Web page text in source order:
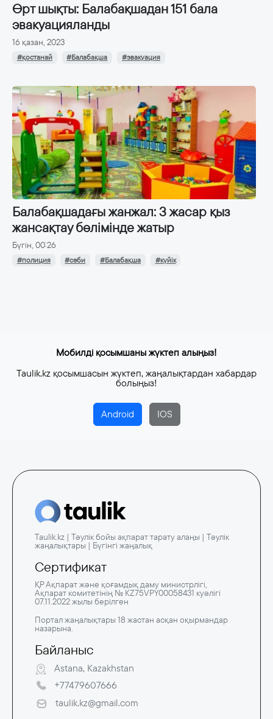
Өрт шықты: Балабақшадан 151 бала
эвакуацияланды
16 қазан, 2023
#қостанай #Балабақша #эвакуация
Балабақшадағы жанжал: 3 жасар қыз
жансақтау бөлімінде жатыр
Бүгін, 00:26
#полиция #сәби #Балабақша #күйік
Мобилді қосымшаны жүктеп алыңыз!
Taulik.kz қосымшасын жүктеп, жаңалықтардан хабардар
болыңыз!
Android IOS
Taulik.kz | Тәулік бойы ақпарат тарату алаңы | Тәулік
жаңалықтары | Бүгінгі жаңалық
Сертификат
ҚР Ақпарат және қоғамдық даму министрлігі,
Ақпарат комитетінің № KZ75VPY00058431 куәлігі
07.11.2022 жылы берілген
Портал жаңалықтары 18 жастан асқан оқырмандар
назарына.
Байланыс
Astana, Kazakhstan
+77479607666
taulik.kz@gmail.com